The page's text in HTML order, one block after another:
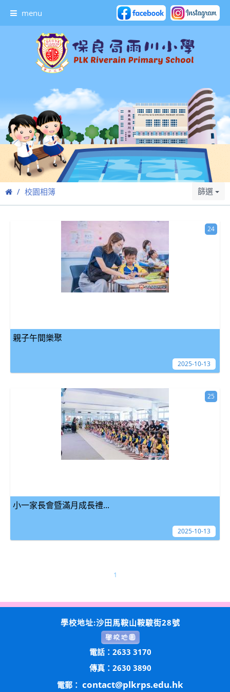
menu
校園相簿 篩選
親子午間樂聚
24
2025-10-13
小一家長會暨滿月成長禮...
25
2025-10-13
1
學校地址:沙田馬鞍山鞍駿街28號
電話：2633 3170
傳真：2630 3890
電郵： contact@plkrps.edu.hk